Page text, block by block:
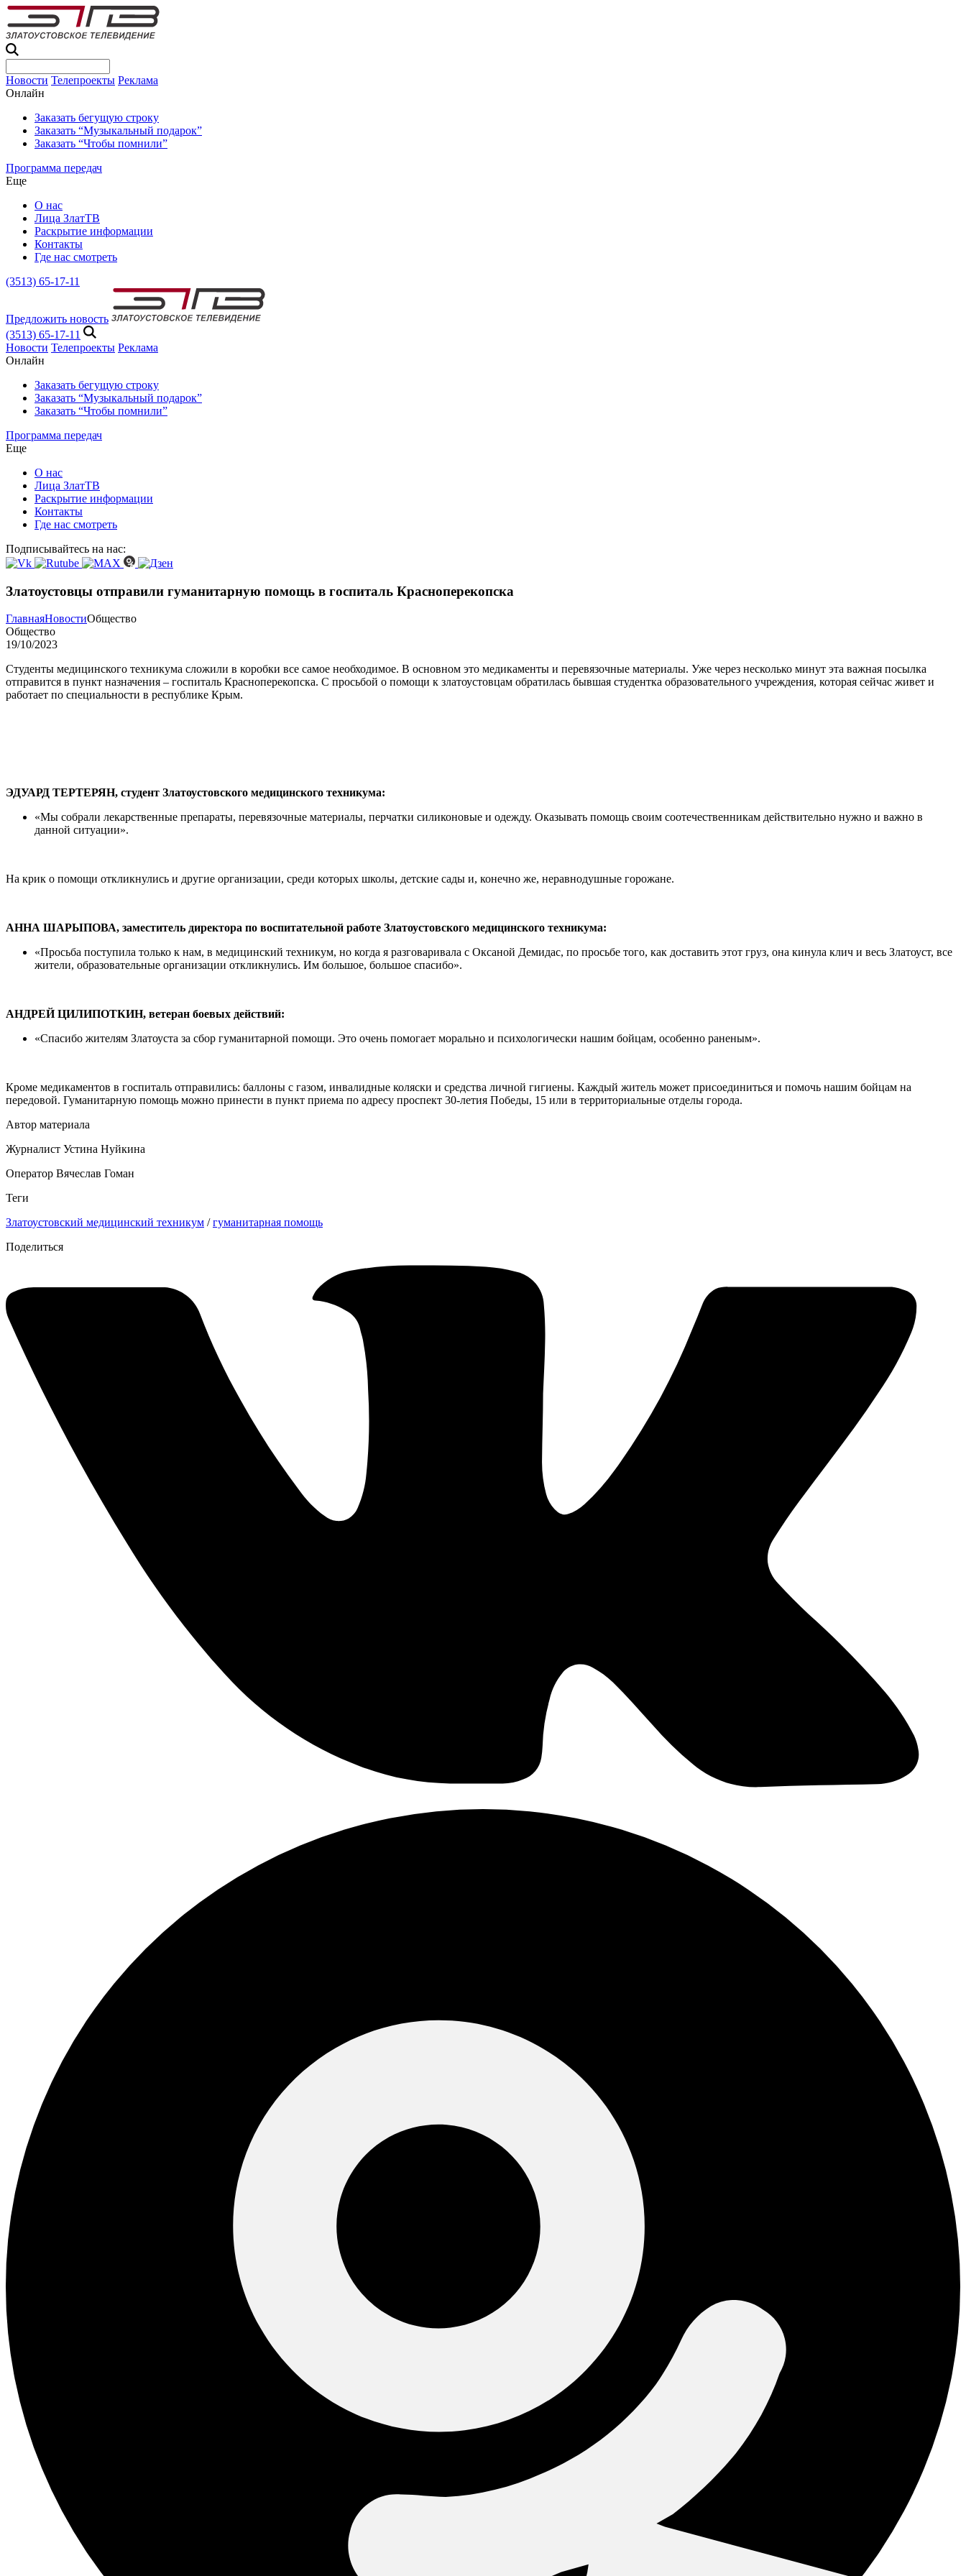
Новости Телепроекты Реклама
Онлайн
Заказать бегущую строку
Заказать “Музыкальный подарок”
Заказать “Чтобы помнили”
Программа передач
Еще
О нас
Лица ЗлатТВ
Раскрытие информации
Контакты
Где нас смотреть
(3513) 65-17-11
Предложить новость
(3513) 65-17-11
Новости Телепроекты Реклама
Онлайн
Заказать бегущую строку
Заказать “Музыкальный подарок”
Заказать “Чтобы помнили”
Программа передач
Еще
О нас
Лица ЗлатТВ
Раскрытие информации
Контакты
Где нас смотреть
Подписывайтесь на нас:
Златоустовцы отправили гуманитарную помощь в госпиталь Красноперекопска
ГлавнаяНовостиОбщество
Общество
19/10/2023
Студенты медицинского техникума сложили в коробки все самое необходимое. В основном это медикаменты и перевязочные материалы. Уже через несколько минут эта важная посылка
отправится в пункт назначения – госпиталь Красноперекопска. С просьбой о помощи к златоустовцам обратилась бывшая студентка образовательного учреждения, которая сейчас живет и
работает по специальности в республике Крым.
ЭДУАРД ТЕРТЕРЯН, студент Златоустовского медицинского техникума:
«Мы собрали лекарственные препараты, перевязочные материалы, перчатки силиконовые и одежду. Оказывать помощь своим соотечественникам действительно нужно и важно в
данной ситуации».
На крик о помощи откликнулись и другие организации, среди которых школы, детские сады и, конечно же, неравнодушные горожане.
АННА ШАРЫПОВА, заместитель директора по воспитательной работе Златоустовского медицинского техникума:
«Просьба поступила только к нам, в медицинский техникум, но когда я разговаривала с Оксаной Демидас, по просьбе того, как доставить этот груз, она кинула клич и весь Златоуст, все
жители, образовательные организации откликнулись. Им большое, большое спасибо».
АНДРЕЙ ЦИЛИПОТКИН, ветеран боевых действий:
«Спасибо жителям Златоуста за сбор гуманитарной помощи. Это очень помогает морально и психологически нашим бойцам, особенно раненым».
Кроме медикаментов в госпиталь отправились: баллоны с газом, инвалидные коляски и средства личной гигиены. Каждый житель может присоединиться и помочь нашим бойцам на
передовой. Гуманитарную помощь можно принести в пункт приема по адресу проспект 30-летия Победы, 15 или в территориальные отделы города.
Автор материала
Журналист Устина Нуйкина
Оператор Вячеслав Гоман
Теги
Златоустовский медицинский техникум /гуманитарная помощь
Поделиться